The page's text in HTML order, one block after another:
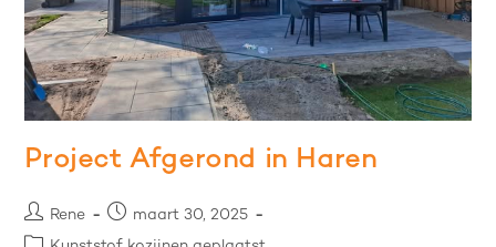
Project Afgerond in Haren
Rene
maart 30, 2025